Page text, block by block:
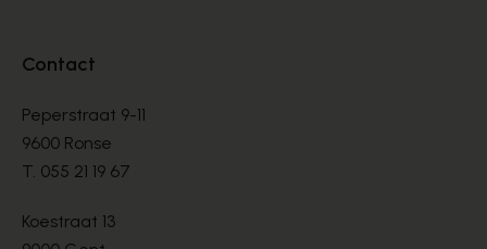
Contact
Peperstraat 9-11
9600 Ronse
T. 055 21 19 67
Koestraat 13